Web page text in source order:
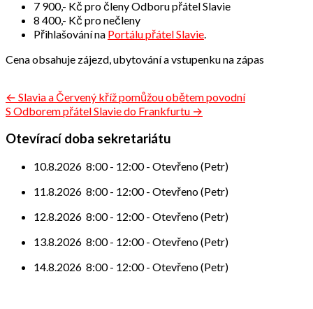
7 900,- Kč pro členy Odboru přátel Slavie
8 400,- Kč pro nečleny
Přihlašování na Portálu přátel Slavie
Cena obsahuje zájezd, ubytování a vstupenku na zápas
Navigace
pro
příspěvek
← Slavia a Červený kříž pomůžou obětem povodní
S Odborem přátel Slavie do Frankfurtu →
Otevírací doba sekretariátu
10.8.2026 8:00- 12:00- Otevřeno (Petr)
11.8.2026 8:00- 12:00- Otevřeno (Petr)
12.8.2026 8:00- 12:00- Otevřeno (Petr)
13.8.2026 8:00- 12:00- Otevřeno (Petr)
14.8.2026 8:00- 12:00- Otevřeno (Petr)